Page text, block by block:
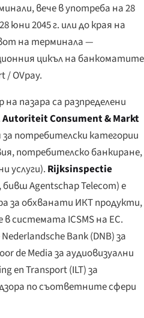
вече в употреба на 28
юни 2045 г. или до края на
на терминала —
цикъл на банкоматите
/ OVpay.
пазара са разпределени
Autoriteit Consument & Markt
потребителски категории
потребителско банкиране,
услуги). Rijksinspectie
бивш Agentschap Telecom) е
за обхванати ИКТ продукти,
системата ICSMS на ЕС.
Bank (DNB) за
de Media за аудиовизуални
en Transport (ILT) за
по съответните сфери